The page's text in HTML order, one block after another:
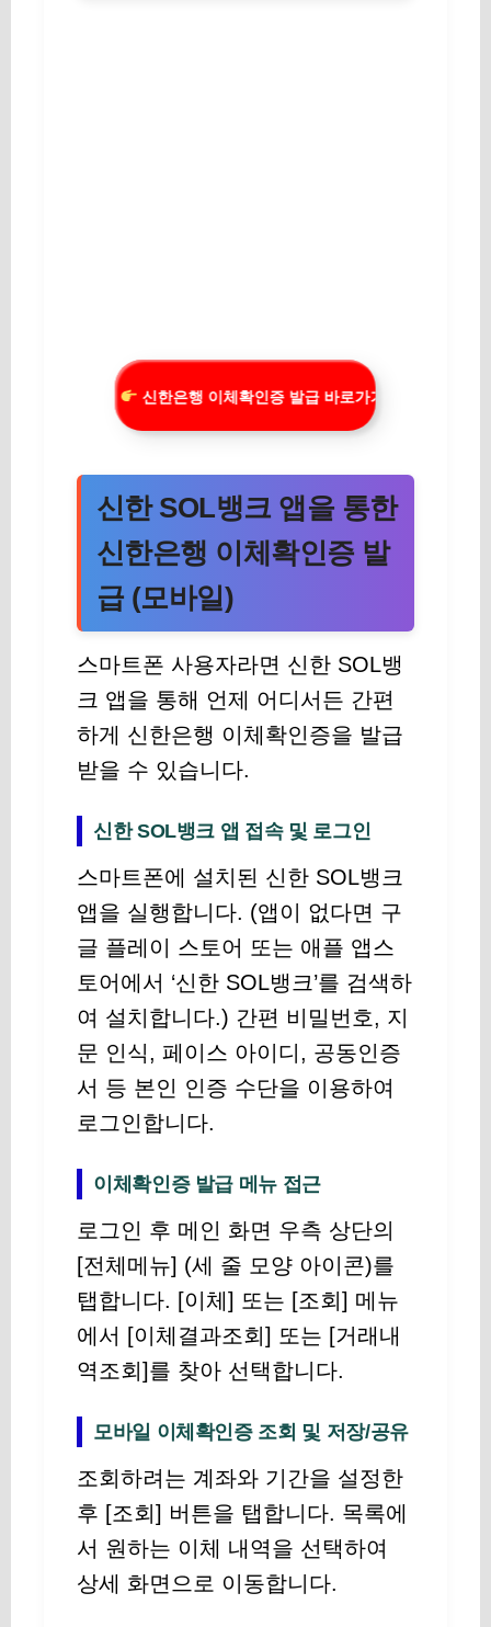
신한은행 이체확인증 발급 바로가기
신한 SOL뱅크 앱을 통한
신한은행 이체확인증 발
급 (모바일)
스마트폰 사용자라면 신한 SOL뱅
크 앱을 통해 언제 어디서든 간편
하게 신한은행 이체확인증을 발급
받을 수 있습니다.
신한 SOL뱅크 앱 접속 및 로그인
스마트폰에 설치된 신한 SOL뱅크
앱을 실행합니다. (앱이 없다면 구
글 플레이 스토어 또는 애플 앱스
토어에서 ‘신한 SOL뱅크’를 검색하
여 설치합니다.) 간편 비밀번호, 지
문 인식, 페이스 아이디, 공동인증
서 등 본인 인증 수단을 이용하여
로그인합니다.
이체확인증 발급 메뉴 접근
로그인 후 메인 화면 우측 상단의
[전체메뉴] (세 줄 모양 아이콘)를
탭합니다. [이체] 또는 [조회] 메뉴
에서 [이체결과조회] 또는 [거래내
역조회]를 찾아 선택합니다.
모바일 이체확인증 조회 및 저장/공유
조회하려는 계좌와 기간을 설정한
후 [조회] 버튼을 탭합니다. 목록에
서 원하는 이체 내역을 선택하여
상세 화면으로 이동합니다.